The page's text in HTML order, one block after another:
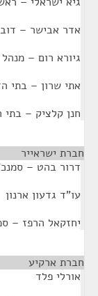
אדר אבישר –
גיורא רום –
אתי שרון – בתי
חנן קלציק – בתי
חברת ישראייר
דרור בהט –
עו"ד גדעון ארנון
יחזקאל הרפז –
חברת ארקיע
אורלי פלד